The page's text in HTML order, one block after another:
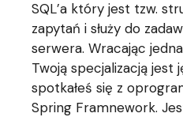
SQL’a który jest tzw.
zapytań i służy do
serwera. Wracając
Twoją specjalizacją jest
spotkałeś się z
Spring Framnework.